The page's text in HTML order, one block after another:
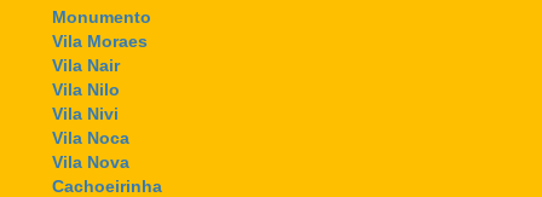
Monumento
Vila Moraes
Vila Nair
Vila Nilo
Vila Nivi
Vila Noca
Vila Nova
Cachoeirinha